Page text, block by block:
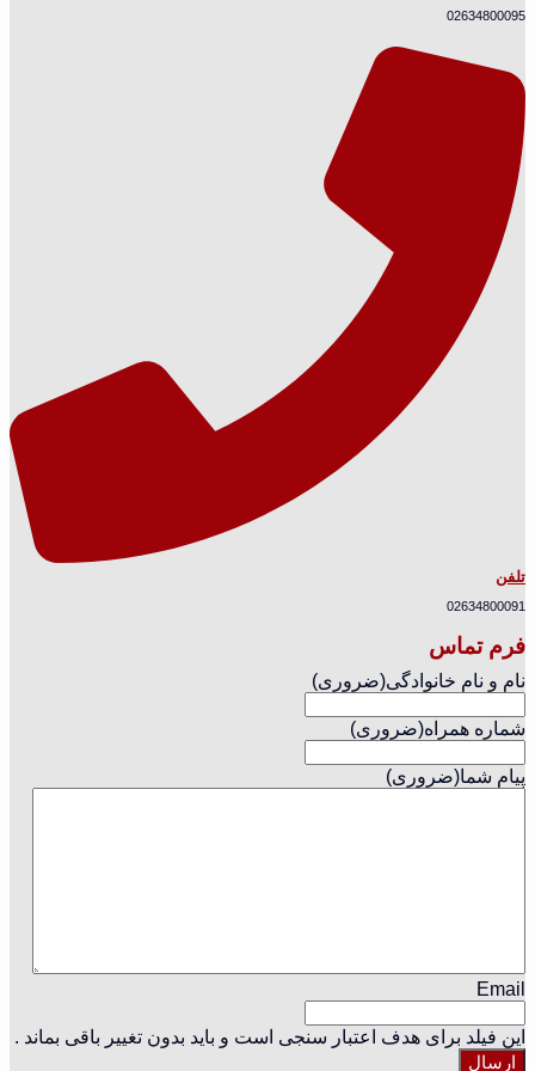
02634800095
تلفن
02634800091
فرم تماس
نام و نام خانوادگی(ضروری)
شماره همراه(ضروری)
پیام شما(ضروری)
Email
این فیلد برای هدف اعتبار سنجی است و باید بدون تغییر باقی بماند .